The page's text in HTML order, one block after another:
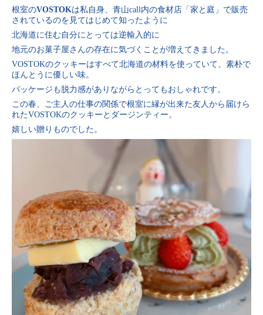
根室のVOSTOKは私自身、青山call内の食材店「家と庭」で販売
されているのを見てはじめて知ったように
北海道に住む自分にとっては逆輸入的に
地元のお菓子屋さんの存在に気づくことが増えてきました。
VOSTOKのクッキーはすべて北海道の材料を使っていて、素朴で
ほんとうに優しい味。
パッケージも脱力感がありながらとってもおしゃれです。
この春、ご主人の仕事の関係で根室に縁が出来た友人から届けら
れたVOSTOKのクッキーとダージンティー。
嬉しい贈りものでした。